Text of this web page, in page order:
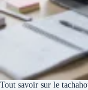
Tout savoir sur le